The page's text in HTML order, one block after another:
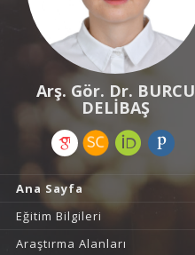
Arş. Gör. Dr. BURCU
DELİBAŞ
Ana Sayfa
Eğitim Bilgileri
Araştırma Alanları